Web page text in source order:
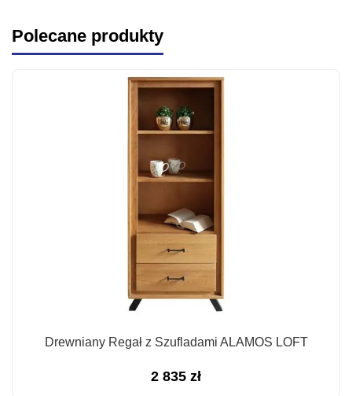
Polecane produkty
Drewniany Regał z Szufladami ALAMOS LOFT
2 835 zł